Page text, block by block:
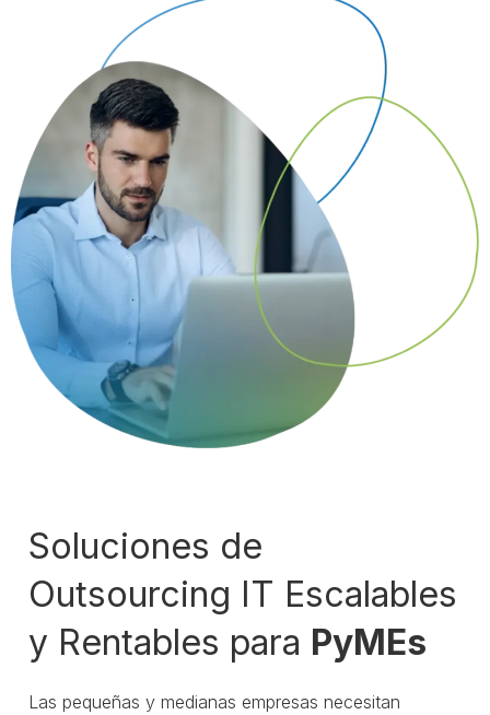
Soluciones de
Outsourcing IT Escalables
y Rentables para PyMEs
Las pequeñas y medianas empresas necesitan